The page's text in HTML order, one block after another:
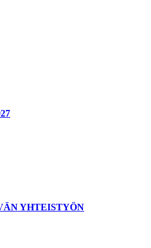
YHTEISTYÖN